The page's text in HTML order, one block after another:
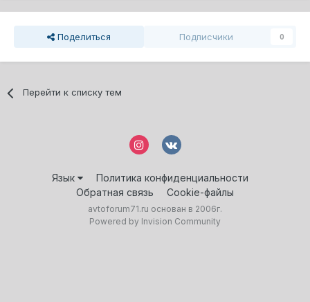
Поделиться Подписчики 0
Перейти к списку тем
Язык
Политика конфиденциальности
Обратная связь
Cookie-файлы
avtoforum71.ru основан в 2006г.
Powered by Invision Community